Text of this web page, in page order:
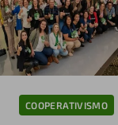
COOPERATIVISMO